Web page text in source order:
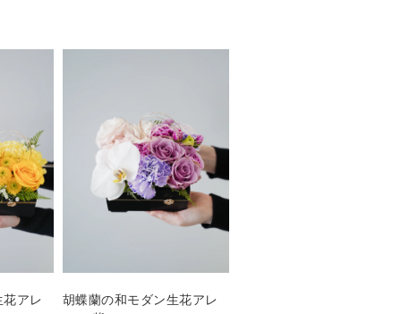
アレ
胡蝶蘭の和モダン生花アレ